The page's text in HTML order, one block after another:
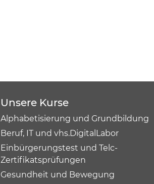
Unsere Kurse
Alphabetisierung und Grundbildung
Beruf, IT und vhs.DigitalLabor
Einbürgerungstest und Telc-
Zertifikatsprüfungen
Gesundheit und Bewegung